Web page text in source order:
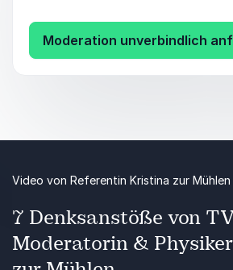
Veranstaltung. Dank ihrer 24-
im öffentlich-rechtlichen
diplomierte Physikerin für
lebendige Moderationen.
Moderation unverbindlich
7 Denksanstöße von
Moderatorin &
Video von Referentin Kristina zur Mühlen